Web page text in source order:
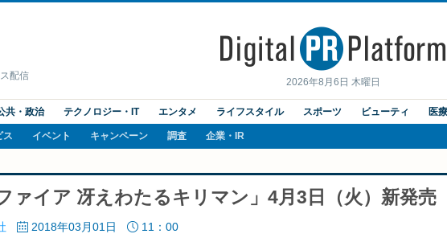
2026年8月6日 木曜日
配信
共・政治 テクノロジー・IT エンタメ ライフスタイル スポーツ ビューティ 医
ス イベント キャンペーン 調査 企業・IR
ァイア 冴えわたるキリマン」4月3日（火）新発売
2018年03月01日 11：00